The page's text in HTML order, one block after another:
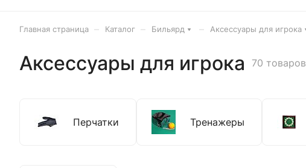
Главная страница Каталог Бильярд Аксессуары для игрока
Аксессуары для игрока 70 товаров
Перчатки Тренажеры